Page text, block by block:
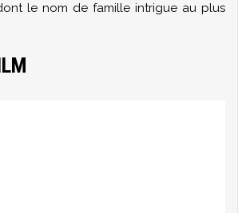
le nom de famille intrigue au plus